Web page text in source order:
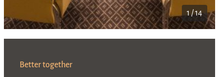
1 / 14
Better together